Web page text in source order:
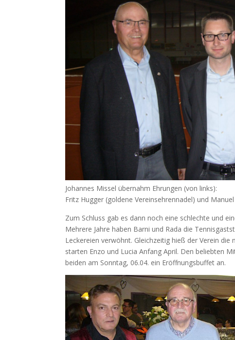
Johannes Missel übernahm Ehrungen (von links):
Fritz Hugger (goldene Vereinsehrennadel) und
Zum Schluss gab es dann noch eine schlechte und
Mehrere Jahre haben Barni und Rada die
Leckereien verwöhnt. Gleichzeitig hieß der Verein
starten Enzo und Lucia Anfang April. Den beliebten
beiden am Sonntag, 06.04. ein Eröffnungsbuffet an.